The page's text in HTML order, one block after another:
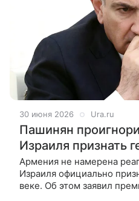
30 июня 2026 Ura.ru
Пашинян
Израиля признать
Армения не намерена
Израиля официально
веке. Об этом заявил